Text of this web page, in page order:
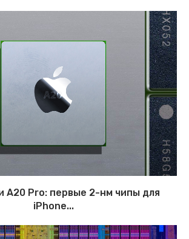
A20 Pro: первые 2-нм чипы для
iPhone...